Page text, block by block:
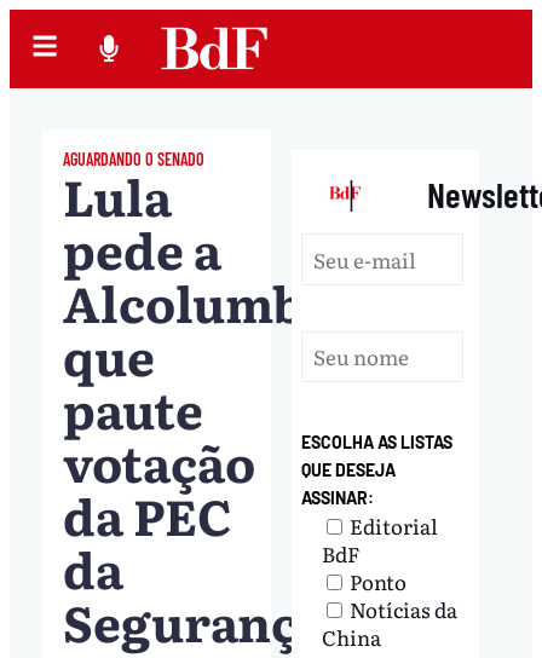
AGUARDANDO O SENADO
Lula
pede a
Alcolumbre
que
paute
votação
da PEC
da
Segurança
|
ESCOLHA AS LISTAS
QUE DESEJA
ASSINAR:
Editorial
BdF
Ponto
Notícias da
China